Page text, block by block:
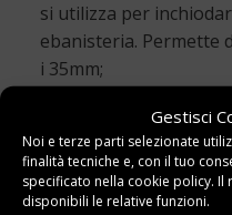
Gestisci
Noi e terze parti selezionate
finalità tecniche e, con il tuo
specificato nella cookie policy. Il
disponibili le relative funzioni.
si utilizza per
ebanisteria. Permette
i 35mm;
Sparachiodi a batteria:
all’interno dei cantieri
una lunghezza pari a
Sparachiodi a gas: